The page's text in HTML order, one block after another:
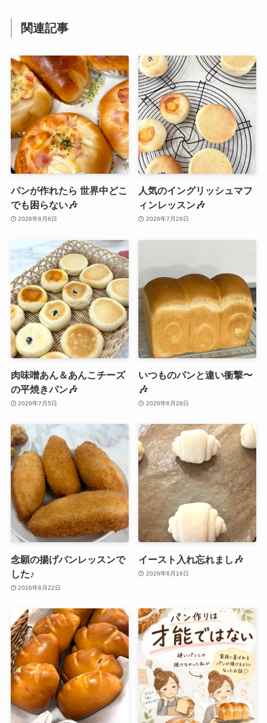
関連記事
パンが作れたら 世界中どこ
でも困らない🎶
2026年8月6日
人気のイングリッシュマフ
ィンレッスン🎶
2026年7月26日
肉味噌あん＆あんこチーズ
の平焼きパン🎶
2026年7月5日
いつものパンと違い衝撃〜
🎶
2026年6月28日
念願の揚げパンレッスンで
した♪
2026年6月22日
イースト入れ忘れまし🎶
2026年6月16日